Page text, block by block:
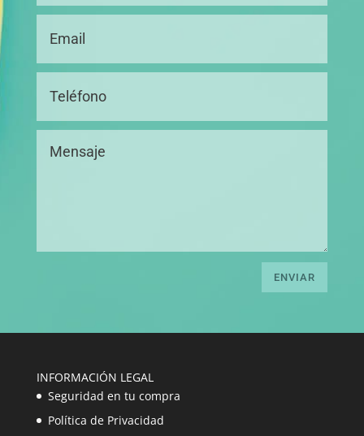
ENVIAR
INFORMACIÓN LEGAL
Seguridad en tu compra
Política de Privacidad